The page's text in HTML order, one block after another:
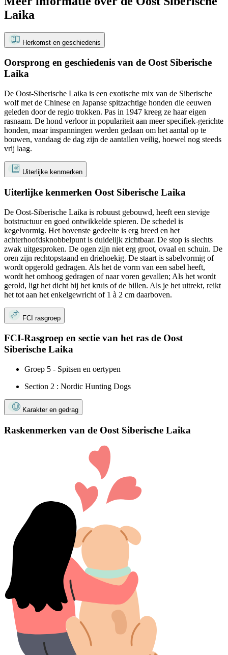
Laika
Herkomst en geschiedenis
Oorsprong en geschiedenis van de Oost Siberische
Laika
De Oost-Siberische Laika is een exotische mix van de Siberische
wolf met de Chinese en Japanse spitzachtige honden die eeuwen
geleden door de regio trokken. Pas in 1947 kreeg ze haar eigen
rasnaam. De hond verloor in populariteit aan meer specifiek-gerichte
honden, maar inspanningen werden gedaan om het aantal op te
bouwen, vandaag de dag zijn de aantallen veilig, hoewel nog steeds
vrij laag.
Uiterlijke kenmerken
Uiterlijke kenmerken Oost Siberische Laika
De Oost-Siberische Laika is robuust gebouwd, heeft een stevige
botstructuur en goed ontwikkelde spieren. De schedel is
kegelvormig. Het bovenste gedeelte is erg breed en het
achterhoofdsknobbelpunt is duidelijk zichtbaar. De stop is slechts
zwak uitgesproken. De ogen zijn niet erg groot, ovaal en schuin. De
oren zijn rechtopstaand en driehoekig. De staart is sabelvormig of
wordt opgerold gedragen. Als het de vorm van een sabel heeft,
wordt het omhoog gedragen of naar voren gevallen; Als het wordt
gerold, ligt het dicht bij het kruis of de billen. Als je het uitrekt, reikt
het tot aan het enkelgewricht of 1 à 2 cm daarboven.
FCI rasgroep
FCI-Rasgroep en sectie van het ras de Oost
Siberische Laika
Groep 5 - Spitsen en oertypen
Section 2 : Nordic Hunting Dogs
Karakter en gedrag
Raskenmerken van de Oost Siberische Laika